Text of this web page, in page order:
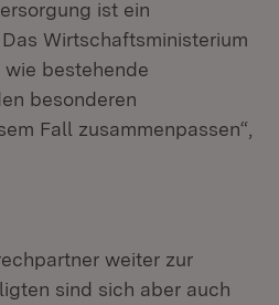
ist ein
Wirtschaftsministerium
bestehende
besonderen
Fall zusammenpassen“,
weiter zur
sind sich aber auch